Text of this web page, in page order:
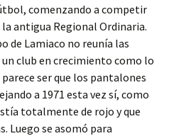
comenzando a competir
antigua Regional Ordinaria.
de Lamiaco no reunía las
club en crecimiento como lo
ser que los pantalones
a 1971 esta vez sí, como
totalmente de rojo y que
Luego se asomó para